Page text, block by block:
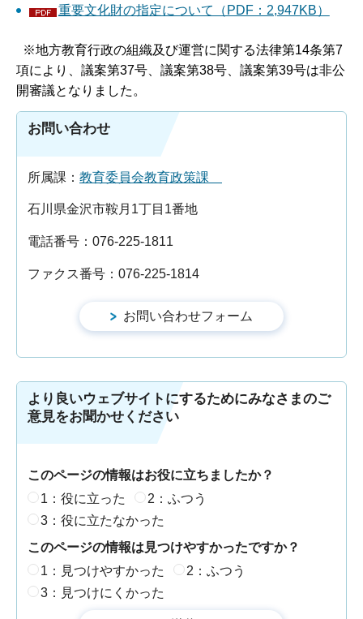
重要文化財の指定について（PDF：2,947KB）
※地方教育行政の組織及び運営に関する法律第14条第7
項により、議案第37号、議案第38号、議案第39号は非公
開審議となりました。
お問い合わせ
所属課： 教育委員会教育政策課
石川県金沢市鞍月1丁目1番地
電話番号：076-225-1811
ファクス番号：076-225-1814
より良いウェブサイトにするためにみなさまのご
意見をお聞かせください
このページの情報はお役に立ちましたか？
1：役に立った
2：ふつう
3：役に立たなかった
このページの情報は見つけやすかったですか？
1：見つけやすかった
2：ふつう
3：見つけにくかった